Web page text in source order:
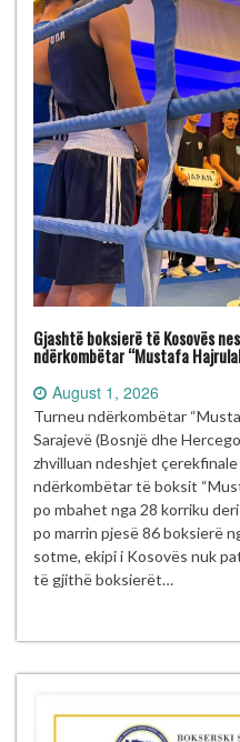
Gjashtë boksierë të Kosovës
ndërkombëtar “Mustafa
August 1, 2026
Turneu ndërkombëtar
Sarajevë (Bosnjë dhe
zhvilluan ndeshjet
ndërkombëtar të boksit
po mbahet nga 28 korriku
po marrin pjesë 86 boksierë
sotme, ekipi i Kosovës nuk
të gjithë boksierët…